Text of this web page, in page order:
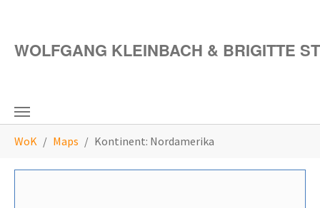
WOLFGANG KLEINBACH & BRIGITTE
WoK Maps Kontinent: Nordamerika